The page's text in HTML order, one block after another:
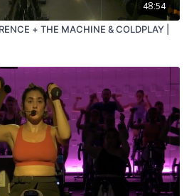
48:54
+ THE MACHINE & COLDPLAY |